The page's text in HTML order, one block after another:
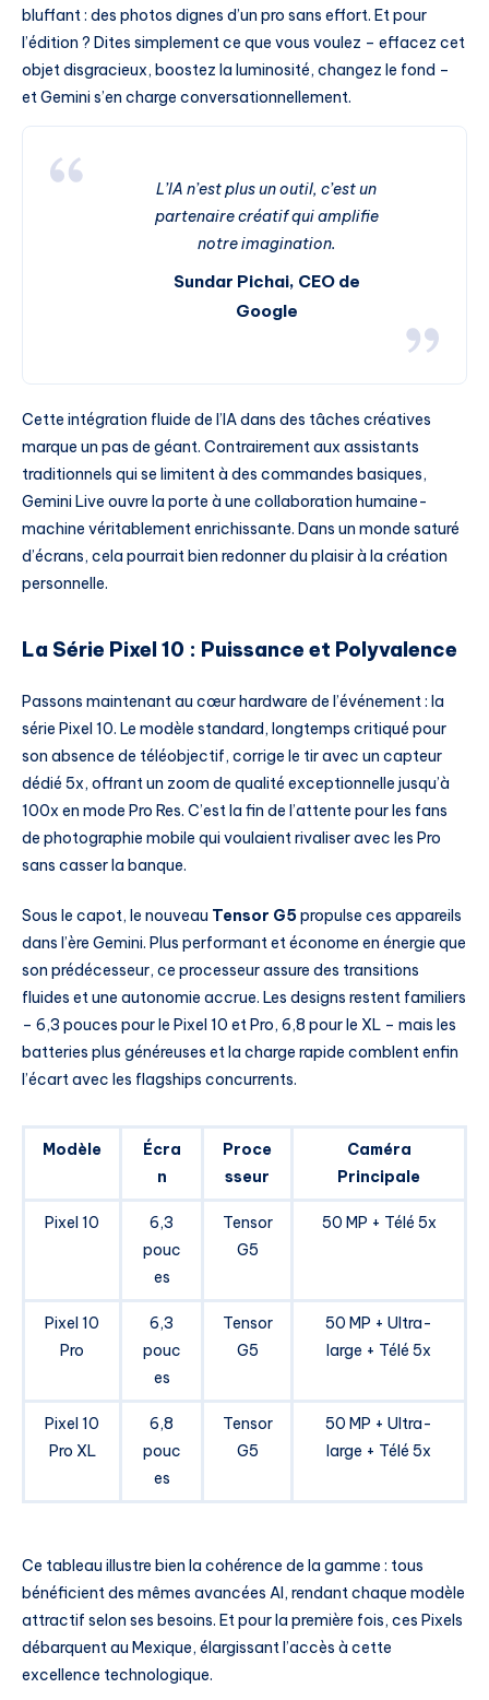
bluffant : des photos dignes d’un pro sans effort. Et pour
l’édition ? Dites simplement ce que vous voulez – effacez cet
objet disgracieux, boostez la luminosité, changez le fond –
et Gemini s’en charge conversationnellement.
L’IA n’est plus un outil, c’est un
partenaire créatif qui amplifie
notre imagination.
Sundar Pichai, CEO de
Google
Cette intégration fluide de l’IA dans des tâches créatives
marque un pas de géant. Contrairement aux assistants
traditionnels qui se limitent à des commandes basiques,
Gemini Live ouvre la porte à une collaboration humaine-
machine véritablement enrichissante. Dans un monde saturé
d’écrans, cela pourrait bien redonner du plaisir à la création
personnelle.
La Série Pixel 10 : Puissance et Polyvalence
Passons maintenant au cœur hardware de l’événement : la
série Pixel 10. Le modèle standard, longtemps critiqué pour
son absence de téléobjectif, corrige le tir avec un capteur
dédié 5x, offrant un zoom de qualité exceptionnelle jusqu’à
100x en mode Pro Res. C’est la fin de l’attente pour les fans
de photographie mobile qui voulaient rivaliser avec les Pro
sans casser la banque.
Sous le capot, le nouveau Tensor G5 propulse ces appareils
dans l’ère Gemini. Plus performant et économe en énergie que
son prédécesseur, ce processeur assure des transitions
fluides et une autonomie accrue. Les designs restent familiers
– 6,3 pouces pour le Pixel 10 et Pro, 6,8 pour le XL – mais les
batteries plus généreuses et la charge rapide comblent enfin
l’écart avec les flagships concurrents.
Modèle
Écra
n
Proce
sseur
Caméra
Principale
Pixel 10
6,3
pouc
es
Tensor
G5
50 MP + Télé 5x
Pixel 10
Pro
6,3
pouc
es
Tensor
G5
50 MP + Ultra-
large + Télé 5x
Pixel 10
Pro XL
6,8
pouc
es
Tensor
G5
50 MP + Ultra-
large + Télé 5x
Ce tableau illustre bien la cohérence de la gamme : tous
bénéficient des mêmes avancées AI, rendant chaque modèle
attractif selon ses besoins. Et pour la première fois, ces Pixels
débarquent au Mexique, élargissant l’accès à cette
excellence technologique.